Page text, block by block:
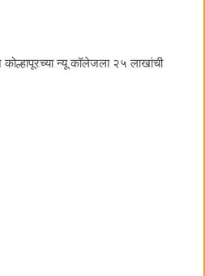
न्यू कॉलेजला २५ लाखांची